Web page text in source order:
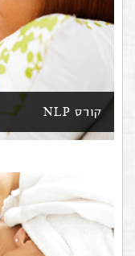
קורס NLP